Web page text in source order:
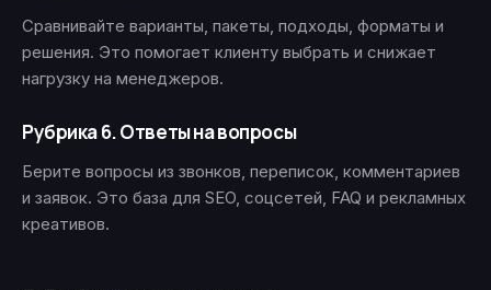
Сравнивайте варианты, пакеты, подходы, форматы и
решения. Это помогает клиенту выбрать и снижает
нагрузку на менеджеров.
Рубрика 6. Ответы на вопросы
Берите вопросы из звонков, переписок, комментариев
и заявок. Это база для SEO, соцсетей, FAQ и рекламных
креативов.